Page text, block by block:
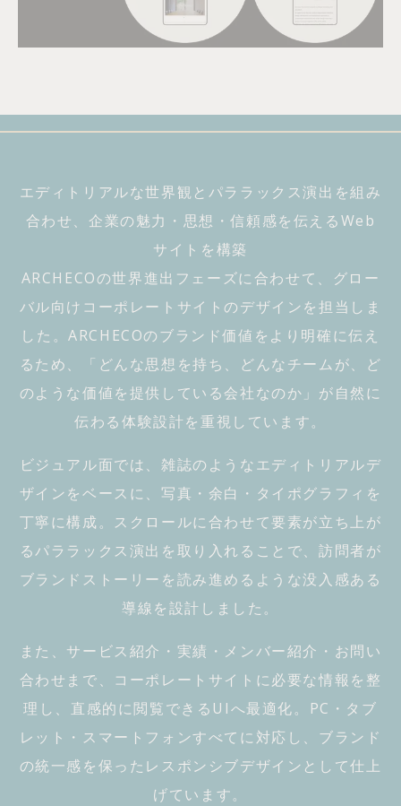
Archeco
100%
エディトリアルな世界観とパララックス演出を組み
合わせ、企業の魅力・思想・信頼感を伝えるWeb
サイトを構築
ARCHECOの世界進出フェーズに合わせて、グロー
バル向けコーポレートサイトのデザインを担当しま
した。ARCHECOのブランド価値をより明確に伝え
るため、「どんな思想を持ち、どんなチームが、ど
のような価値を提供している会社なのか」が自然に
伝わる体験設計を重視しています。
ビジュアル面では、雑誌のようなエディトリアルデ
ザインをベースに、写真・余白・タイポグラフィを
丁寧に構成。スクロールに合わせて要素が立ち上が
るパララックス演出を取り入れることで、訪問者が
ブランドストーリーを読み進めるような没入感ある
導線を設計しました。
また、サービス紹介・実績・メンバー紹介・お問い
合わせまで、コーポレートサイトに必要な情報を整
理し、直感的に閲覧できるUIへ最適化。PC・タブ
レット・スマートフォンすべてに対応し、ブランド
の統一感を保ったレスポンシブデザインとして仕上
げています。